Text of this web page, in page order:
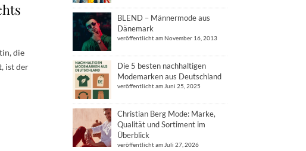
die
ist der
BLEND – Männermode aus
Dänemark
veröffentlicht am November 16, 2013
Die 5 besten nachhaltigen
Modemarken aus Deutschland
veröffentlicht am Juni 25, 2025
Christian Berg Mode: Marke,
Qualität und Sortiment im
Überblick
veröffentlicht am Juli 27, 2026